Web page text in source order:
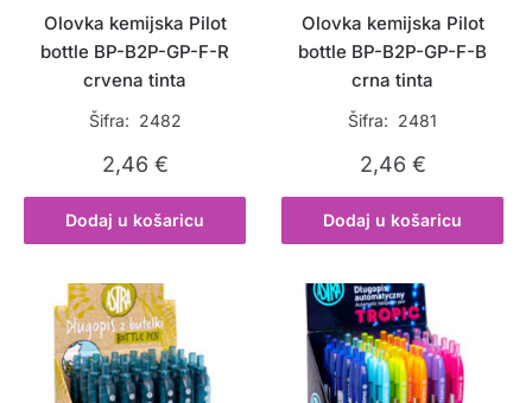
Olovka kemijska Pilot
bottle BP-B2P-GP-F-R
crvena tinta
Šifra: 2482
2,46 €
Dodaj u košaricu
Olovka kemijska Pilot
bottle BP-B2P-GP-F-B
crna tinta
Šifra: 2481
2,46 €
Dodaj u košaricu